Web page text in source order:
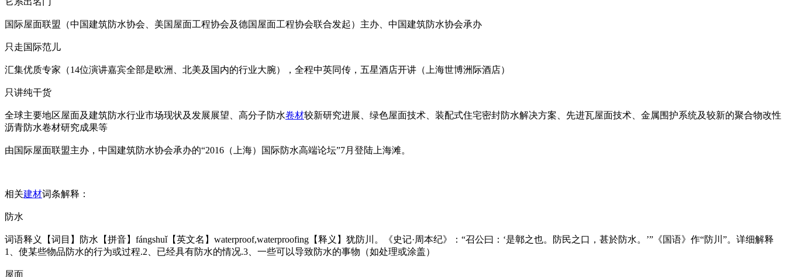
国际屋面联盟（中国建筑防水协会、美国屋面工程协会及德国屋面工程协会联合发起）主办、中国建筑防水协会承办
只走国际范儿
汇集优质专家（14位演讲嘉宾全部是欧洲、北美及国内的行业大腕），全程中英同传，五星酒店开讲（上海世博洲际酒店）
只讲纯干货
全球主要地区屋面及建筑防水行业市场现状及发展展望、高分子防水卷材较新研究进展、绿色屋面技术、装配式住宅密封防水解决方案、先进瓦屋面技术、金属围护系统及较新的聚合物改性
沥青防水卷材研究成果等
由国际屋面联盟主办，中国建筑防水协会承办的“2016（上海）国际防水高端论坛”7月登陆上海滩。
相关建材词条解释：
防水
词语释义【词目】防水【拼音】fángshuǐ【英文名】waterproof,waterproofing【释义】犹防川。《史记·周本纪》：“召公曰：‘是鄣之也。防民之口，甚於防水。’”《国语》作“防川”。详细解释
1、使某些物品防水的行为或过程.2、已经具有防水的情况.3、一些可以导致防水的事物（如处理或涂盖）
屋面